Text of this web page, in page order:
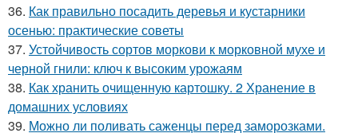
36. Как правильно посадить деревья и кустарники
осенью: практические советы
37. Устойчивость сортов моркови к морковной мухе и
черной гнили: ключ к высоким урожаям
38. Как хранить очищенную картошку. 2 Хранение в
домашних условиях
39. Можно ли поливать саженцы перед заморозками.